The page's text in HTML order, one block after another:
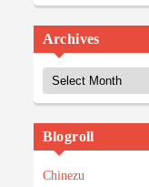
Archives
Archives
Blogroll
Chinezu